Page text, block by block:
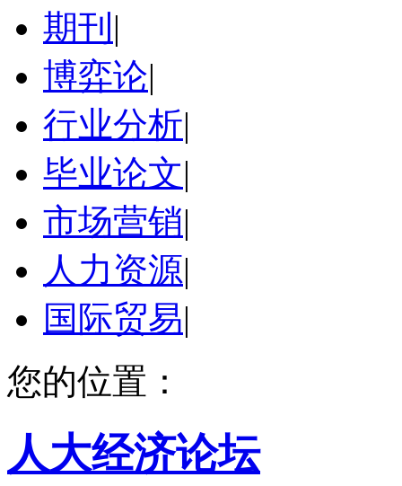
期刊 |
博弈论|
行业分析|
毕业论文|
市场营销|
人力资源|
国际贸易|
您的位置：
人大经济论坛